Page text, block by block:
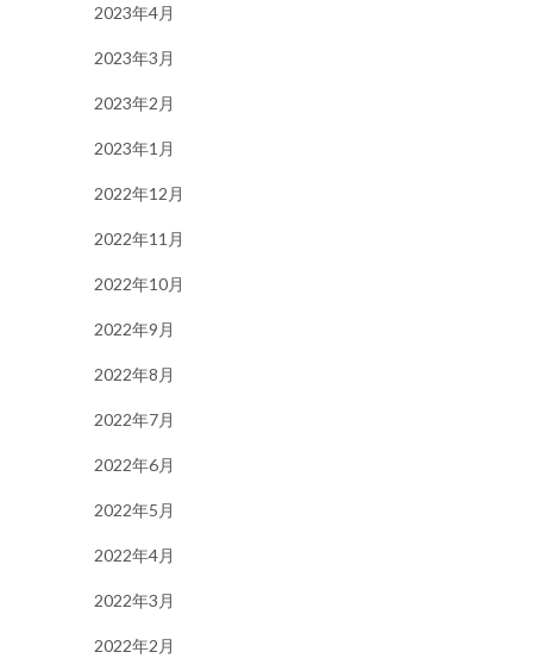
2023年4月
2023年3月
2023年2月
2023年1月
2022年12月
2022年11月
2022年10月
2022年9月
2022年8月
2022年7月
2022年6月
2022年5月
2022年4月
2022年3月
2022年2月